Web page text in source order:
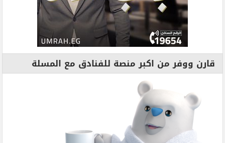
قارن ووفر من اكبر منصة للفنادق مع المسلة